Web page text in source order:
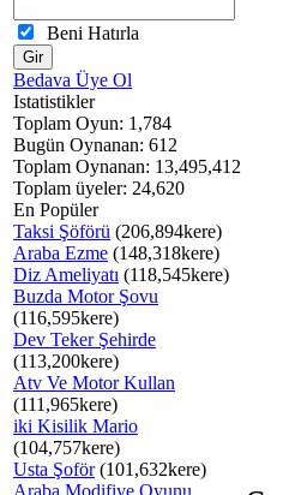
Beni Hatırla
Bedava Üye Ol
Istatistikler
Toplam Oyun: 1,784
Bugün Oynanan: 612
Toplam Oynanan: 13,495,412
Toplam üyeler: 24,620
En Popüler
Taksi Şöförü (206,894kere)
Araba Ezme (148,318kere)
Diz Ameliyatı (118,545kere)
Buzda Motor Şovu
(116,595kere)
Dev Teker Şehirde
(113,200kere)
Atv Ve Motor Kullan
(111,965kere)
iki Kisilik Mario
(104,757kere)
Usta Şoför(101,632kere)
Araba Modifiye Oyunu